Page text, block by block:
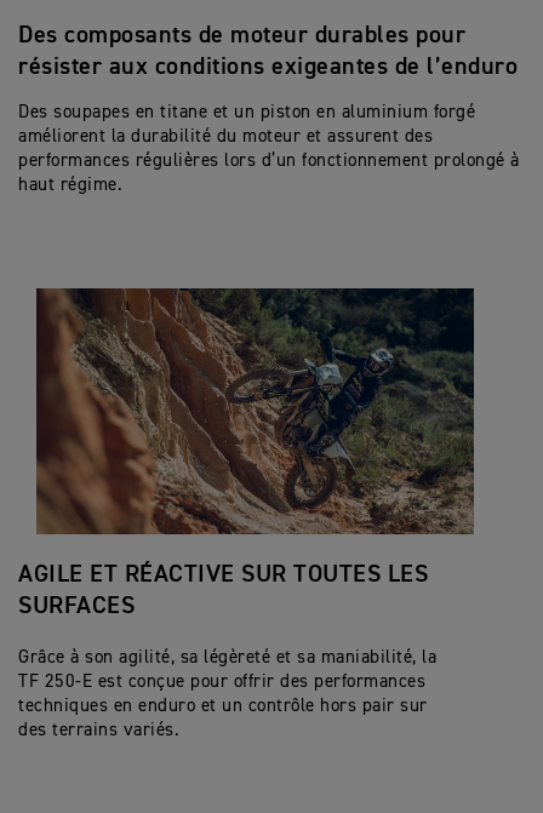
Des composants de moteur durables pour
résister aux conditions exigeantes de l’enduro
Des soupapes en titane et un piston en aluminium forgé
améliorent la durabilité du moteur et assurent des
performances régulières lors d’un fonctionnement prolongé à
haut régime.
AGILE ET RÉACTIVE SUR TOUTES LES
SURFACES
Grâce à son agilité, sa légèreté et sa maniabilité, la
TF 250-E est conçue pour offrir des performances
techniques en enduro et un contrôle hors pair sur
des terrains variés.